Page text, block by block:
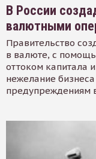
В России
валютными
Правительство
в валюте, с
оттоком капитала
нежелание
предупреждениям